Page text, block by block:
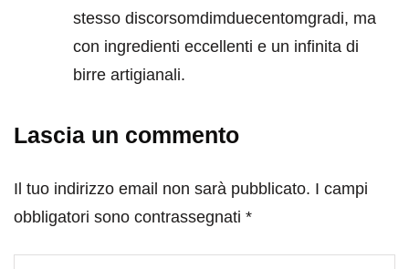
stesso discorsomdimduecentomgradi, ma
con ingredienti eccellenti e un infinita di
birre artigianali.
Lascia un commento
Il tuo indirizzo email non sarà pubblicato. I campi
obbligatori sono contrassegnati *